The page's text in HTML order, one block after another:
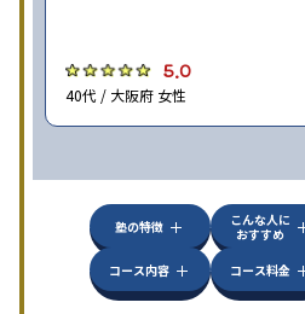
5.0
40代 / 大阪府 女性
塾の特徴
こんな人に
おすすめ
コース内容
コース料金